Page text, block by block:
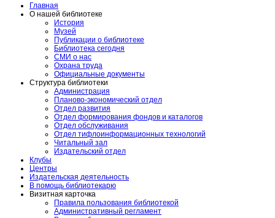
Главная
О нашей библиотеке
История
Музей
Публикации о библиотеке
Библиотека сегодня
СМИ о нас
Охрана труда
Официальные документы
Структура библиотеки
Администрация
Планово-экономический отдел
Отдел развития
Отдел формирования фондов и каталогов
Отдел обслуживания
Отдел тифлоинформационных технологий
Читальный зал
Издательский отдел
Клубы
Центры
Издательская деятельность
В помощь библиотекарю
Визитная карточка
Правила пользования библиотекой
Административный регламент